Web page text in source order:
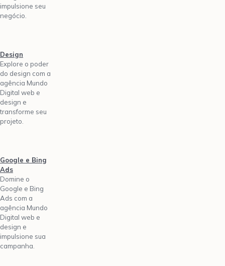
impulsione seu
negócio.
Design
Explore o poder
do design com a
agência Mundo
Digital web e
design e
transforme seu
projeto.
Google e Bing
Ads
Domine o
Google e Bing
Ads com a
agência Mundo
Digital web e
design e
impulsione sua
campanha.